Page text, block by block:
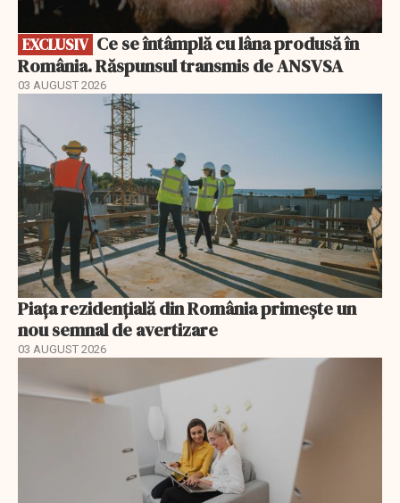
EXCLUSIV
România. Răspunsul transmis de ANSVSA
03 AUGUST 2026
Piața rezidențială din România primește un
nou semnal de avertizare
03 AUGUST 2026